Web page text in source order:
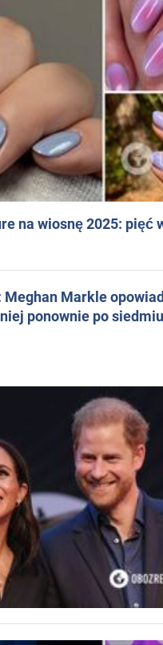
na wiosnę 2025: pięć
Markle
ponownie po